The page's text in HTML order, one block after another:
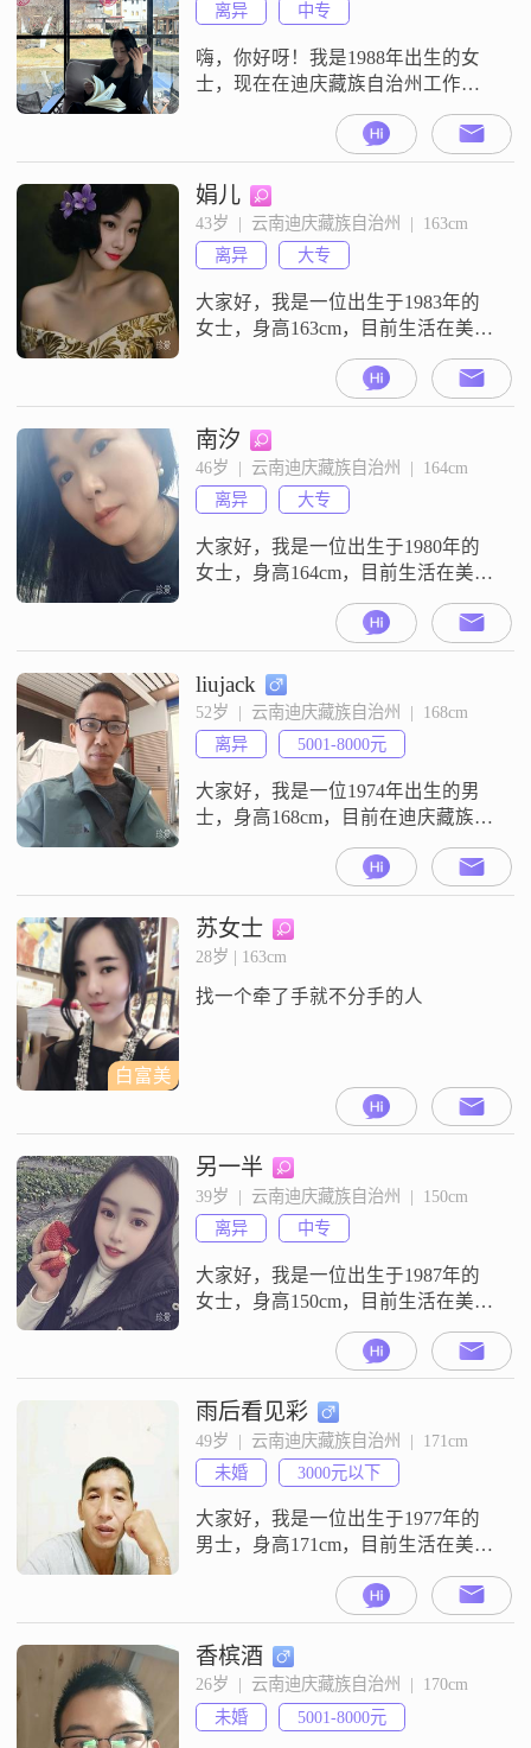
离异
中专
嗨，你好呀！我是1988年出生的女
士，现在在迪庆藏族自治州工作
##3002##我的身高是160cm##3002##
我的学历是中专##3002##我目前的
月收入在8001到12000元之间
##3002##我的性格是善解人意的，
平时开朗爱笑，是一个乐观积极的
人##3002##我比较独立自信，对待
事情真诚可靠##3002##
娟儿
43岁  |  云南迪庆藏族自治州  |  163cm
离异
大专
大家好，我是一位出生于1983年的
女士，身高163cm，目前生活在美丽
的迪庆藏族自治州##3002##我拥有
大专学历，在工作中勤奋努力，月
收入稳定在3001到5000元之间
##3002##我性格真诚可靠，总是以
温柔体贴的态度对待他人，善于理
解他人的想法和感受##3002##我喜
欢开朗地笑，与人相处随和自然，
很容易就能和
南汐
46岁  |  云南迪庆藏族自治州  |  164cm
离异
大专
大家好，我是一位出生于1980年的
女士，身高164cm，目前生活在美丽
的迪庆藏族自治州##3002##我拥有
大专学历，在工作中勤奋努力，月
收入稳定在3001到5000元之间
##3002##我性格真诚可靠，总是以
乐观积极的态度面对生活，享受每
一个当下##3002##生活中，我非常
注重健康管理，认为健康是一切的
基础##30
liujack
52岁  |  云南迪庆藏族自治州  |  168cm
离异
5001-8000元
大家好，我是一位1974年出生的男
士，身高168cm，目前在迪庆藏族自
治州工作##3002##我的月收入在
5001到8000元之间，学历为高中及
以下##3002##我性格上比较乐观积
极，责任感强，成熟稳重，随和易
相处##3002##对我来说，家庭是非
##3002##在生活中，我比较注重健
白富美
苏女士
28岁 | 163cm
找一个牵了手就不分手的人
另一半
39岁  |  云南迪庆藏族自治州  |  150cm
离异
中专
大家好，我是一位出生于1987年的
女士，身高150cm，目前生活在美丽
的迪庆藏族自治州##3002##我拥有
中专学历，在工作中稳定且月收入
在5001到8000元之间##3002##我性
格温柔体贴，热爱生活的每一刻，
追求的是那种简单而真实的幸福
##3002##平时我喜欢看电影和追
剧，这让我能够在忙碌之余放松心
情，享受故事
雨后看见彩
49岁  |  云南迪庆藏族自治州  |  171cm
未婚
3000元以下
大家好，我是一位出生于1977年的
男士，身高171cm，目前生活在美丽
的迪庆藏族自治州##3002##我的月
收入在3000元以下，虽然不算高，
但我一直秉持着勤俭节约的生活态
度，努力工作，为生活付出
##3002##我性格稳重可靠，真诚待
人，责任感强##3002##我相信，一
个人的品质比金钱更重要##3002##
香槟酒
26岁  |  云南迪庆藏族自治州  |  170cm
未婚
5001-8000元